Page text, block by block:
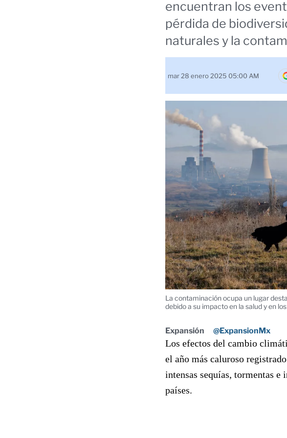
encuentran los
pérdida de
naturales y la
mar 28 enero 2025 05:00 AM
La contaminación ocupa un lugar
debido a su impacto en la salud y en
Expansión @ExpansionMx
Los efectos del cambio
el año más caluroso
intensas sequías, tormentas e
países.